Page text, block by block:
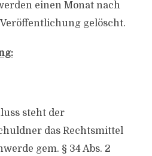
einen Monat nach
gelöscht.
steht der
das Rechtsmittel
gem. § 34 Abs. 2